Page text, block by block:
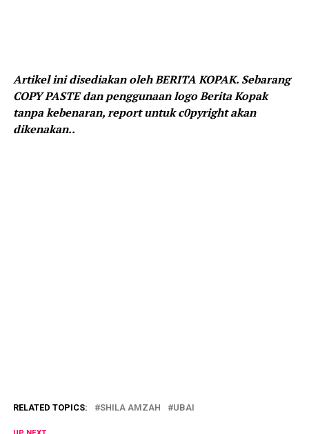
Artikel ini disediakan oleh BERITA KOPAK. Sebarang
COPY PASTE dan penggunaan logo Berita Kopak
tanpa kebenaran, report untuk c0pyright akan
dikenakan..
RELATED TOPICS: SHILA AMZAH UBAI